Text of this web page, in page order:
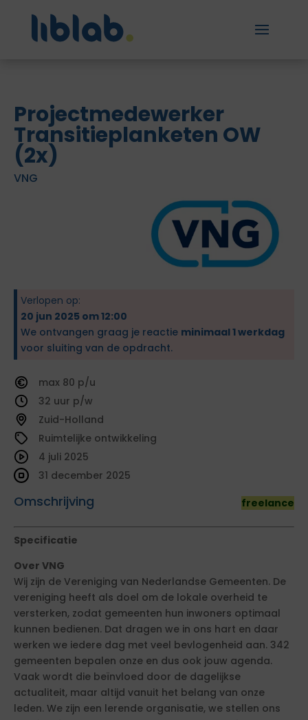
Projectmedewerker
Transitieplanketen OW
(2x)
VNG
Verlopen op:
20 jun 2025 om 12:00
We ontvangen graag je reactie minimaal 1 werkdag
voor sluiting van de opdracht.
80
32
Zuid-Holland
Ruimtelijke ontwikkeling
Omschrijving freelance
4 juli 2025
31 december 2025
Specificatie
Over VNG
Wij zijn de Vereniging van Nederlandse Gemeenten. De
vereniging heeft als doel om de lokale overheid te
versterken, zodat gemeenten hun inwoners optimaal
kunnen bedienen. Dat dragen we in ons hart en daar
werken we iedere dag met veel bevlogenheid aan. 342
gemeenten bepalen onze en dus ook jouw agenda.
Vaak wordt die beïnvloed door de dagelijkse
actualiteit, maar altijd vanuit het belang van onze
leden. We zijn een lerende organisatie, we stellen ons